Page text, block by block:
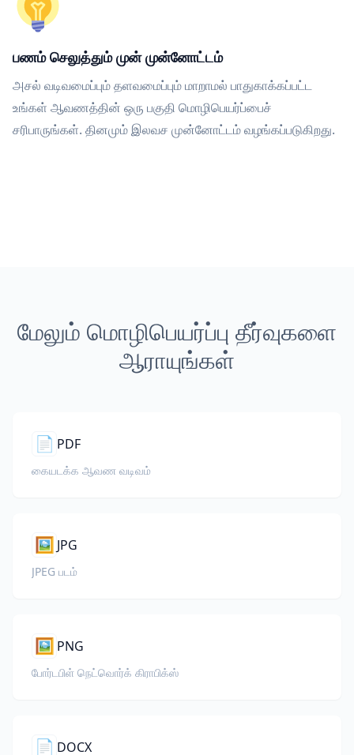
பணம் செலுத்தும் முன் முன்னோட்டம்
அசல் வடிவமைப்பும் தளவமைப்பும் மாறாமல் பாதுகாக்கப்பட்ட
உங்கள் ஆவணத்தின் ஒரு பகுதி மொழிபெயர்ப்பைச்
சரிபாருங்கள். தினமும் இலவச முன்னோட்டம் வழங்கப்படுகிறது.
மேலும் மொழிபெயர்ப்பு தீர்வுகளை
ஆராயுங்கள்
📄 PDF
கையடக்க ஆவண வடிவம்
🖼️ JPG
JPEG படம்
🖼️ PNG
போர்டபிள் நெட்வொர்க் கிராபிக்ஸ்
📄 DOCX